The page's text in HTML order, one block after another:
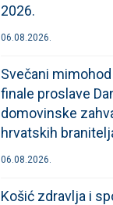
2026.
06.08.2026.
Svečani
finale proslave
domovinske
hrvatskih
06.08.2026.
Košić zdravlja i